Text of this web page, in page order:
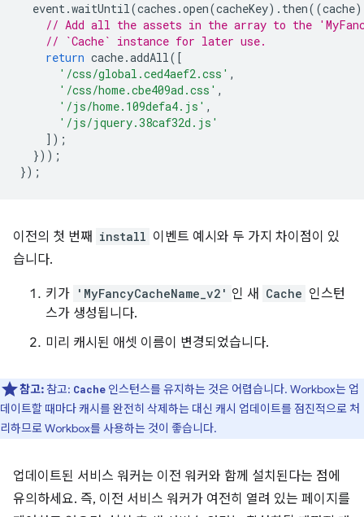
event.waitUntil(caches .open(cacheKey). then((cache)
// Add all the assets in the array to the
// `Cache` instance for later use.
return cache.addAll([
'/css/global.ced4aef2.css' ,
'/css/home.cbe409ad.css' ,
'/js/home.109defa4.js' ,
'/js/jquery.38caf32d.js'
]);
}));
});
이전의 첫 번째 install 이벤트 예시와 두 가지 차이점이 있
습니다.
키가 'MyFancyCacheName_v2' 인 새 Cache 인스턴
스가 생성됩니다.
미리 캐시된 애셋 이름이 변경되었습니다.
참고: 참고: Cache 인스턴스를 유지하는 것은 어렵습니다. Workbox는 업
데이트할 때마다 캐시를 완전히 삭제하는 대신 캐시 업데이트를 점진적으로 처
리하므로 Workbox를 사용하는 것이 좋습니다.
업데이트된 서비스 워커는 이전 워커와 함께 설치된다는 점에
유의하세요. 즉, 이전 서비스 워커가 여전히 열려 있는 페이지를